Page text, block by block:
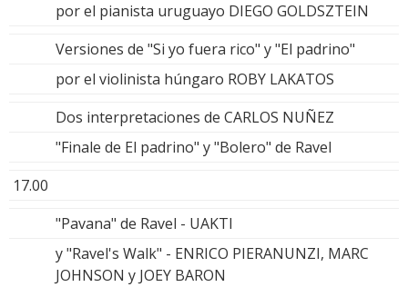
por el pianista uruguayo DIEGO GOLDSZTEIN
Versiones de "Si yo fuera rico" y "El padrino"
por el violinista húngaro ROBY LAKATOS
Dos interpretaciones de CARLOS NUÑEZ
"Finale de El padrino" y "Bolero" de Ravel
17.00
"Pavana" de Ravel - UAKTI
y "Ravel's Walk" - ENRICO PIERANUNZI, MARC
JOHNSON y JOEY BARON